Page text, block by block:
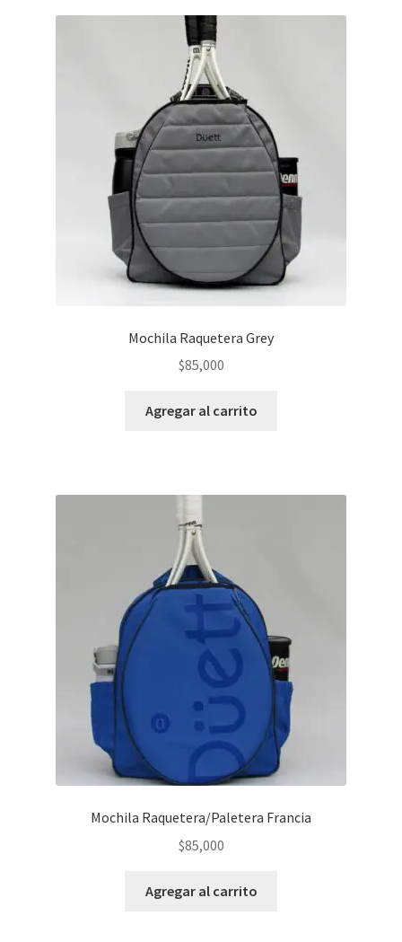
Mochila Raquetera Grey
$85,000
Agregar al carrito
Mochila Raquetera/Paletera Francia
$85,000
Agregar al carrito